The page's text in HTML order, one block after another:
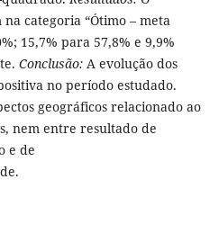
categoria “Ótimo – meta
15,7% para 57,8% e 9,9%
Conclusão:A evolução dos
no período estudado.
geográficos relacionado ao
nem entre resultado de
e de